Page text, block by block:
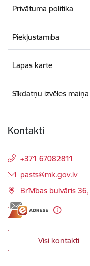
Privātuma politika
Piekļūstamība
Lapas karte
Sīkdatņu izvēles maiņa
Kontakti
+371 67082811
E-pasts:
pasts@mk.gov.lv
Brīvības bulvāris
Visi kontakti